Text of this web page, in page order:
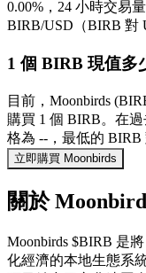
0.00%，24 小時交易量
BIRB/USD（BIRB 對
1 個 BIRB 現值多
目前，Moonbirds
購買 1 個 BIRB。在
格為 --，最低的 BIRB
立即購買 Moonbirds
關於
Moonbirds $BIRB 是
化經濟的本地生態系